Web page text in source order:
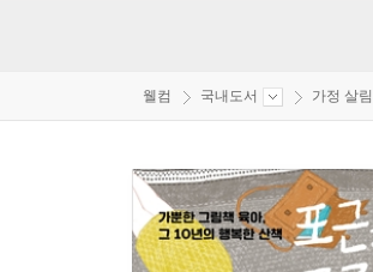
웰컴 국내도서 가정 살림